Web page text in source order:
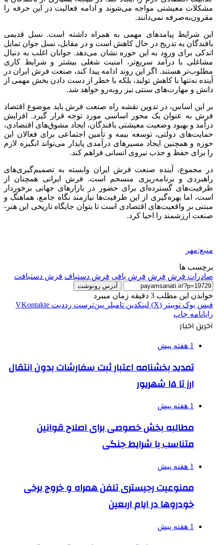
مشکلات معیشتی مواجه می‌شوند و ادامه فعالیت در این حرفه را
مقرون‌به‌صرفه نمی‌دانند.
این شرایط پیامدهای مهمی به همراه داشته است. نسل قدیمی
بافندگان به تدریج در حال کاهش است و در مقابل، نسل جوان تمایل
اندکی برای ورود به این حوزه نشان می‌دهد. جوانان اغلب به دنبال
مشاغلی با درآمد سریع‌تر، امنیت شغلی بیشتر و شرایط کاری
مطلوب‌تر هستند. اگر این روند ادامه پیدا کند، صنعت فرش ایران در
آینده نه‌تنها با کاهش تولید، بلکه با خطر از دست دادن بخش مهمی از
دانش و مهارت‌های سنتی نیز روبه‌رو خواهد شد.
بر این اساس، در تدوین نقشه راه صنعت فرش باید موضوع اقتصاد
فرش به عنوان یک محور اساسی مورد توجه قرار گیرد. افزایش
درآمد و بهبود وضعیت معیشتی بافندگان، ایجاد مشوق‌های اقتصادی،
حمایت‌های دولتی، توسعه بیمه و تأمین اجتماعی برای فعالان این
حوزه و همچنین ایجاد مسیرهای درآمدی پایدار می‌تواند انگیزه لازم
را برای حفظ و جذب نیروی انسانی فراهم کند.
در مجموع، آینده صنعت فرش ایران وابسته به تصمیم‌گیری‌های
راهبردی و برنامه‌ریزی منسجم است. فرش ایرانی همچنان از
ظرفیت‌های گسترده‌ای برای حضور در بازارهای جهانی برخوردار
است، اما بهره‌گیری از این ظرفیت‌ها نیازمند نگاه جامع، هماهنگ و
مبتنی بر واقعیت‌های اقتصادی است تا بتوان جایگاه تاریخی این هنر-
صنعت ارزشمند را احیا کرد.
منبع:مهر
برچسب ها
صادرات فرش فرش فرش بافی فرش دستباف فرش دستبافت
آدرس رونوشت
خواندن این مطلب 3 دقیقه زمان میبرد
فیس بوک توییتر (X) لینکدین ‫تامبلر ‫پین‌ترست ‫رددیت ‫VKontakte
رایانامه چاپ
آخرین اخبار
1 هفته پیش
تمدید بخشنامه اعتبار ثبت سفارشات بدون انتقال
ارز تا ۱۵ شهریور
1 هفته پیش
مطالبه بخش خصوصی برای اصلاح قوانین
متناسب با شرایط جنگی
1 هفته پیش
ممنوعیت رجیستری تلفن همراه و خروج برخی
خودروها در ایام اربعین
1 هفته پیش